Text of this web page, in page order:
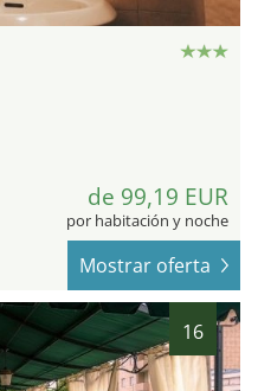
de 99,19 EUR
por habitación y noche
Mostrar oferta
16